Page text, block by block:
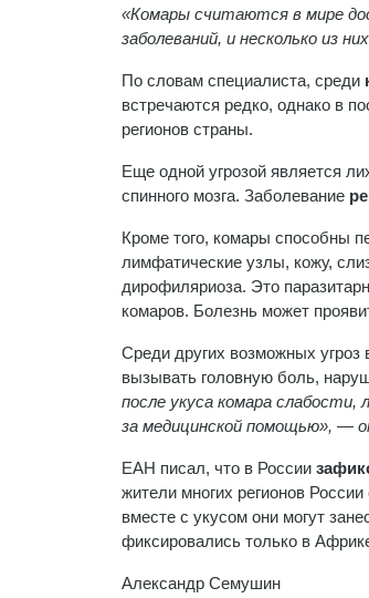
«Комары считаются в мире
заболеваний, и несколько из
По словам специалиста, среди
встречаются редко, однако в
регионов страны.
Еще одной угрозой является
спинного мозга. Заболевание
Кроме того, комары способны
лимфатические узлы, кожу,
дирофиляриоза. Это
комаров. Болезнь может
Среди других возможных
вызывать головную боль,
после укуса комара слабости,
за медицинской помощью», —
ЕАН писал, что в России
жители многих регионов
вместе с укусом они могут
фиксировались только в
Александр Семушин